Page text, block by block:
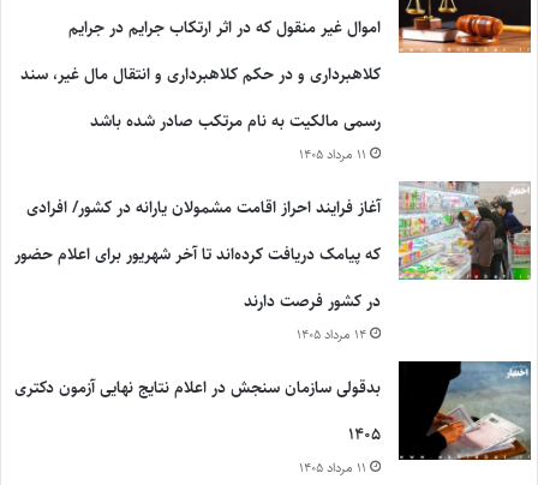
اموال غیر منقول که در اثر ارتکاب جرایم در جرایم
کلاهبرداری و در حکم کلاهبرداری و انتقال مال غیر، سند
رسمی مالکیت به نام مرتکب صادر شده باشد
۱۱ مرداد ۱۴۰۵
آغاز فرایند احراز اقامت مشمولان یارانه در کشور/ افرادی
که پیامک دریافت کرده‌اند تا آخر شهریور برای اعلام حضور
در کشور فرصت دارند
۱۴ مرداد ۱۴۰۵
بدقولی سازمان سنجش در اعلام نتایج نهایی آزمون دکتری
۱۴۰۵
۱۱ مرداد ۱۴۰۵